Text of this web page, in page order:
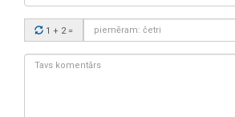
Drošības
kods:
1 + 2 =
Tavs